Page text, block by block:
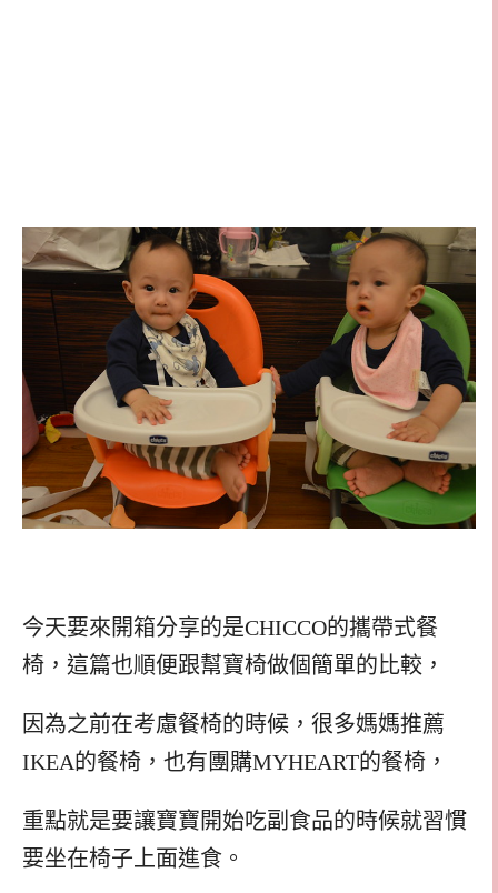
今天要來開箱分享的是CHICCO的攜帶式餐
椅，這篇也順便跟幫寶椅做個簡單的比較，
因為之前在考慮餐椅的時候，很多媽媽推薦
IKEA的餐椅，也有團購MYHEART的餐椅，
重點就是要讓寶寶開始吃副食品的時候就習慣
要坐在椅子上面進食。